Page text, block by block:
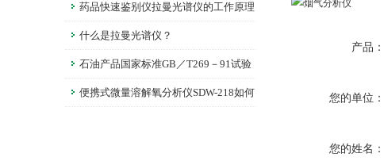
药品快速鉴别仪拉曼光谱仪的工作原理
是什么？
什么是拉曼光谱仪？
石油产品国家标准GB／T269－91试验
方法如果操作
便携式微量溶解氧分析仪SDW-218如何
产品：
您的单位：
您的姓名：